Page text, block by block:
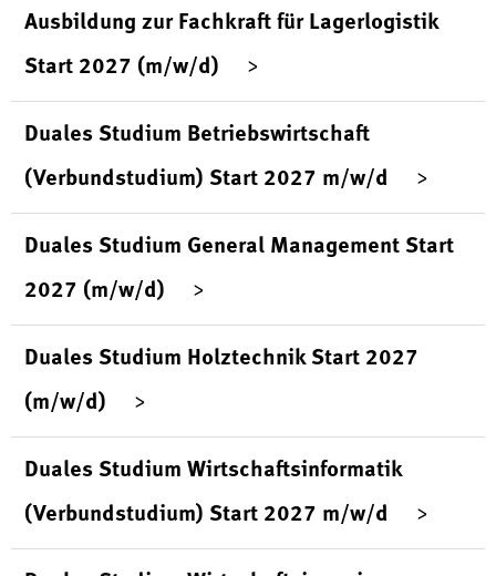
Ausbildung zur Fachkraft für Lagerlogistik
Start 2027 (m/w/d)
Duales Studium Betriebswirtschaft
(Verbundstudium) Start 2027 m/w/d
Duales Studium General Management Start
2027 (m/w/d)
Duales Studium Holztechnik Start 2027
(m/w/d)
Duales Studium Wirtschaftsinformatik
(Verbundstudium) Start 2027 m/w/d